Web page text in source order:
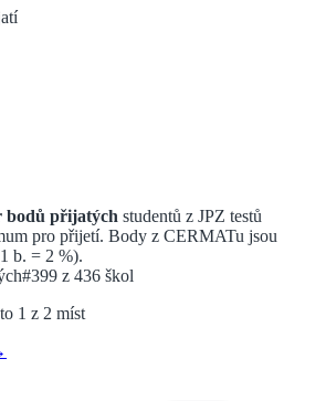
bodů přijatých studentů z JPZ testů
pro přijetí. Body z CERMATu jsou
b. = 2 %).
#399 z 436 škol
1 z 2 míst